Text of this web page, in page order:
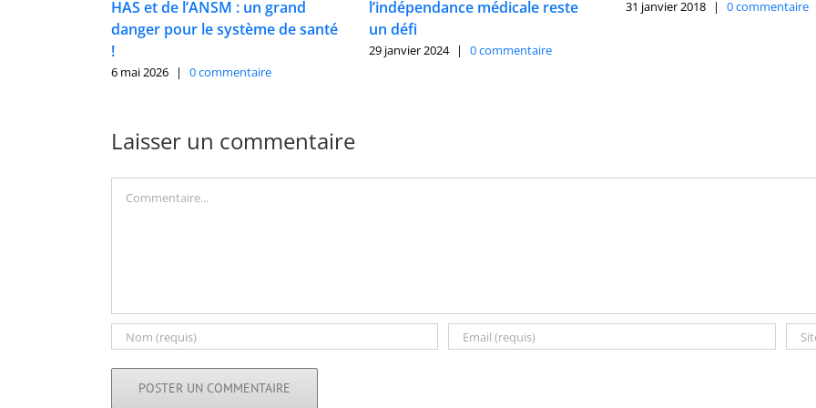
HAS et de l’ANSM : un grand
danger pour le système de santé
!
6 mai 2026 | 0 commentaire
l’indépendance médicale reste
un défi
29 janvier 2024 | 0 commentaire
31 janvier 2018 | 0 commentaire
Laisser un commentaire